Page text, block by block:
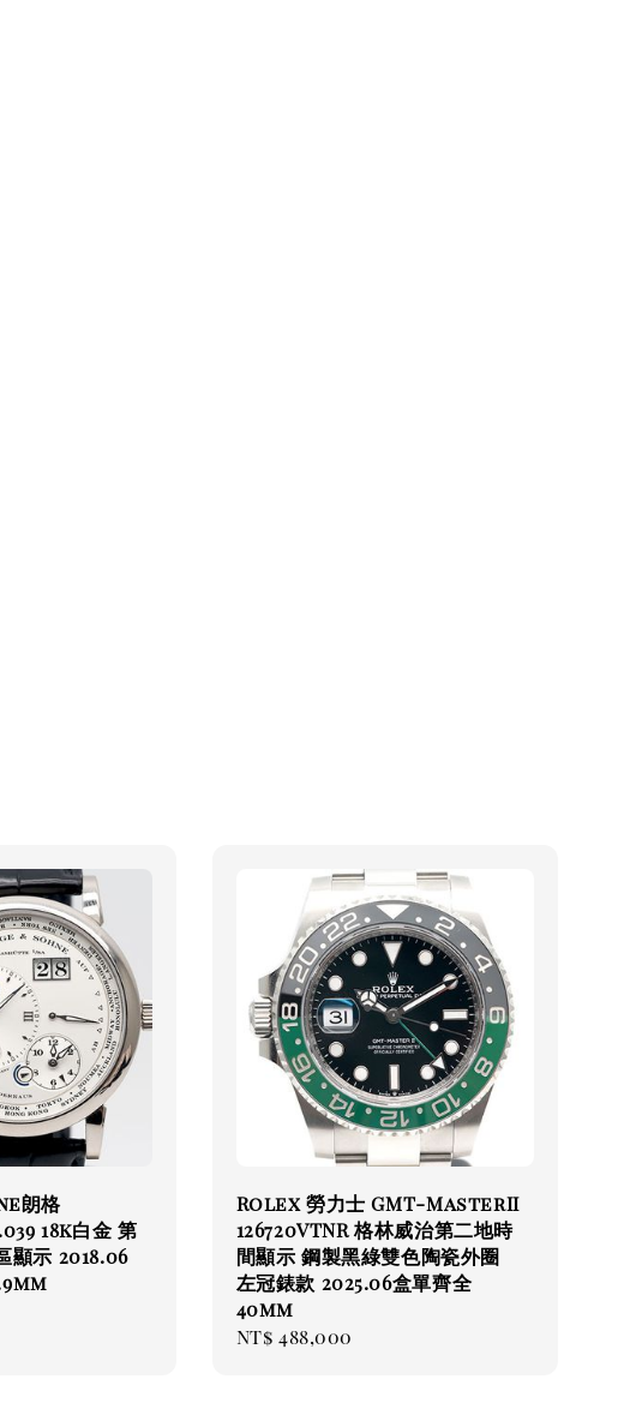
朗格
18k白金 第
顯示 2018.06
Rolex 勞力士 GMT-MasterII
126720VTNR 格林威治第二地時
間顯示 鋼製黑綠雙色陶瓷外圈
左冠錶款 2025.06盒單齊全
40mm
Regular
NT$ 488,000